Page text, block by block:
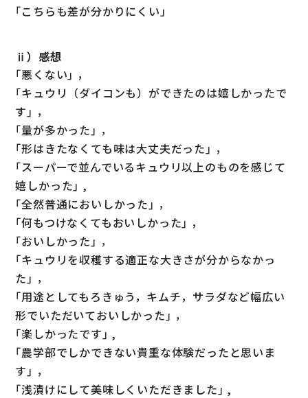
｢こちらも差が分かりにくい」
ⅱ）感想
｢悪くない｣ ，
｢キュウリ（ダイコンも）ができたのは嬉しかったで
す｣ ，
｢量が多かった｣ ，
｢形はきたなくても味は大丈夫だった｣ ，
｢スーパーで並んでいるキュウリ以上のものを感じて
嬉しかった｣ ,
｢全然普通においしかった｣ ，
｢何もつけなくてもおいしかった｣ ，
｢おいしかった｣ ，
｢キュウリを収穫する適正な大きさが分からなかっ
た｣ ，
｢用途としてもろきゅう，キムチ，サラダなど幅広い
形でいただいておいしかった｣ ，
｢楽しかったです｣ ,
｢農学部でしかできない貴重な体験だったと思いま
す｣ ，
｢浅漬けにして美味しくいただきました｣ ,